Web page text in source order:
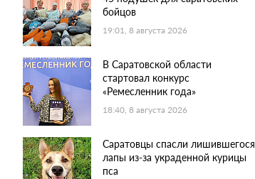
бойцов
19:01, 8 августа 2026
В Саратовской области
стартовал конкурс
«Ремесленник года»
18:40, 8 августа 2026
Саратовцы спасли лишившегося
лапы из-за украденной курицы
пса